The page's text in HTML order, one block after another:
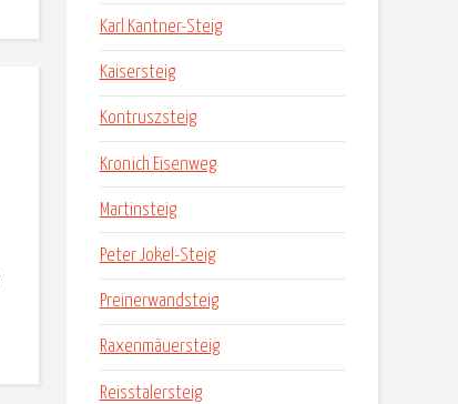
Karl Kantner-Steig
Kaisersteig
Kontruszsteig
Kronich Eisenweg
Martinsteig
Peter Jokel-Steig
Preinerwandsteig
Raxenmäuersteig
Reisstalersteig